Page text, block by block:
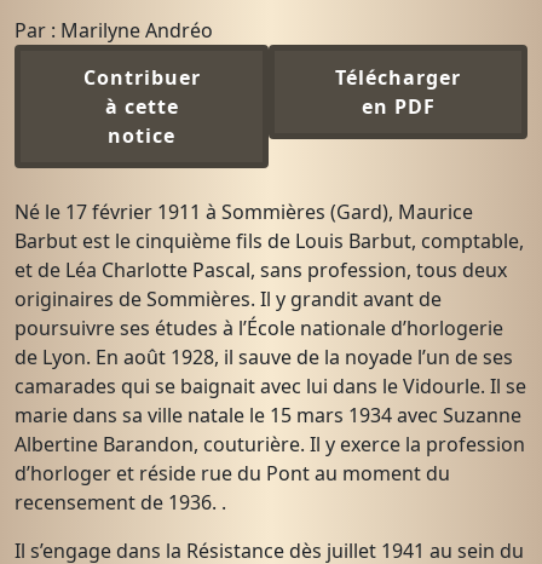
Par : Marilyne Andréo
Contribuer
à cette
notice
Télécharger
en PDF
Né le 17 février 1911 à Sommières (Gard), Maurice
Barbut est le cinquième fils de Louis Barbut, comptable,
et de Léa Charlotte Pascal, sans profession, tous deux
originaires de Sommières. Il y grandit avant de
poursuivre ses études à l’École nationale d’horlogerie
de Lyon. En août 1928, il sauve de la noyade l’un de ses
camarades qui se baignait avec lui dans le Vidourle. Il se
marie dans sa ville natale le 15 mars 1934 avec Suzanne
Albertine Barandon, couturière. Il y exerce la profession
d’horloger et réside rue du Pont au moment du
recensement de 1936. .
Il s’engage dans la Résistance dès juillet 1941 au sein du